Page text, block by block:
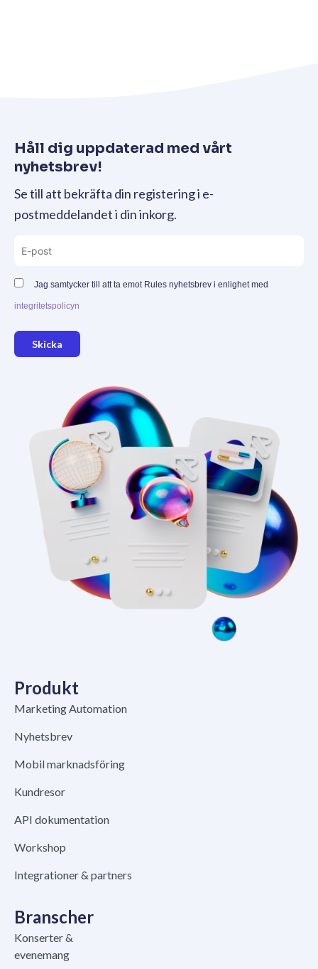
Håll dig uppdaterad med vårt
nyhetsbrev!
Se till att bekräfta din registering i e-
postmeddelandet i din inkorg.
Jag samtycker till att ta emot Rules nyhetsbrev i enlighet med
integritetspolicyn
Skicka
Produkt
Marketing Automation
Nyhetsbrev
Mobil marknadsföring
Kundresor
API dokumentation
Workshop
Integrationer & partners
Branscher
Konserter &
evenemang